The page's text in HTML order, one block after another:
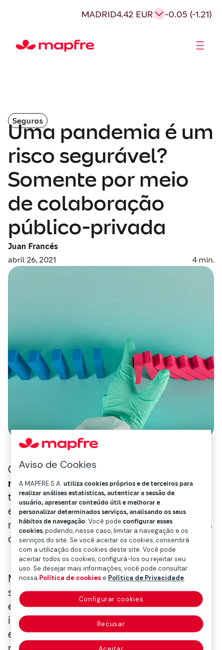
MADRID4.42 EUR -0.05 (-1.21)
Seguros
Uma pandemia é um
risco segurável?
Somente por meio
de colaboração
público-privada
Juan Francés
abril 26, 2021
4 min.
O segurotem sua razão de ser na
riscos. E ele tenta oferecer soluções para
todos aqueles que sofreram danos, mesmo
em situações em que a quantificação de
riscos é, às vezes, um desafio, como eventos
catastróficos ou riscos cibernéticos.
Mas há momentos em que o setor de
seguros não tem capacidade para realizar
essa tarefa sozinho. Por exemplo, é
impossível para as seguradoras modelarem
e precificarem o risco de interrupção dos
Aviso de Cookies
A MAPFRE S.A.utiliza cookies próprios e de terceiros para
realizar análises estatísticas, autenticar a sessão de
usuário, apresentar conteúdo útil e melhorar e
personalizar determinados serviços, analisando os seus
hábitos de navegação. Você podeconfigurar esses
cookies, podendo, nesse caso, limitar a navegação e os
serviços do site. Se você aceitar os cookies, consentirá
com a utilização dos cookies deste site. Você pode
aceitar todos os cookies, configurá-los ou rejeitar seu
uso. Se desejar mais informações, você pode consultar
nossa Política de cookiese Política de Privacidade.
Configurar cookies
Recusar